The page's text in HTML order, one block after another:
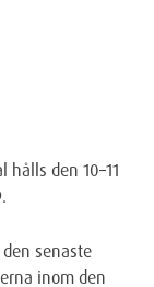
den 10–11
.
senaste
inom den